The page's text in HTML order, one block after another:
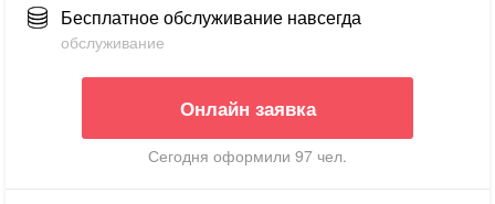
Бесплатное обслуживание навсегда
обслуживание
Онлайн заявка
Сегодня оформили 97 чел.